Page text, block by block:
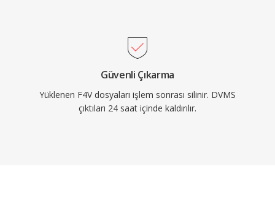
Güvenli Çıkarma
Yüklenen F4V dosyaları işlem sonrası silinir. DVMS
çıktıları 24 saat içinde kaldırılır.